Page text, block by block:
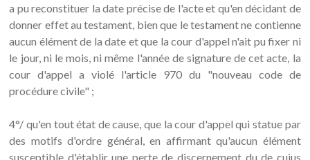
a pu reconstituer la date précise de l'acte et qu'en décidant de
donner effet au testament, bien que le testament ne contienne
aucun élément de la date et que la cour d'appel n'ait pu fixer ni
le jour, ni le mois, ni même l'année de signature de cet acte, la
cour d'appel a violé l'article 970 du "nouveau code de
procédure civile" ;
4°/ qu'en tout état de cause, que la cour d'appel qui statue par
des motifs d'ordre général, en affirmant qu'aucun élément
susceptible d'établir une perte de discernement du de cujus